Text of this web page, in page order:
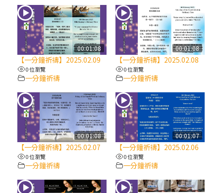
2025/10/10【萬物讚頌頌歌 – 太陽與生態音
樂會】紀念聖方濟與已逝教宗方濟各（中）
2025/10/10【萬物讚頌頌歌 – 太陽與生態音
樂會】紀念聖方濟與已逝教宗方濟各（下）
2025/10/10【萬物讚頌頌歌 – 太陽與生態音
樂會】紀念聖方濟與已逝教宗方濟各（上）
(9完結)黃敏正主教帶你做【將臨期避靜】—
匝凱的「新生命」：利他與內化
降生成人與人同在＝「厄瑪努爾」
00:01:08
【一分鐘祈禱】2025.02.09
0 位瀏覽
一分鐘祈禱
00:01:08
【一分鐘祈禱】2025.02.08
0 位瀏覽
一分鐘祈禱
00:01:08
【一分鐘祈禱】2025.02.07
0 位瀏覽
一分鐘祈禱
00:01:07
【一分鐘祈禱】2025.02.06
0 位瀏覽
一分鐘祈禱